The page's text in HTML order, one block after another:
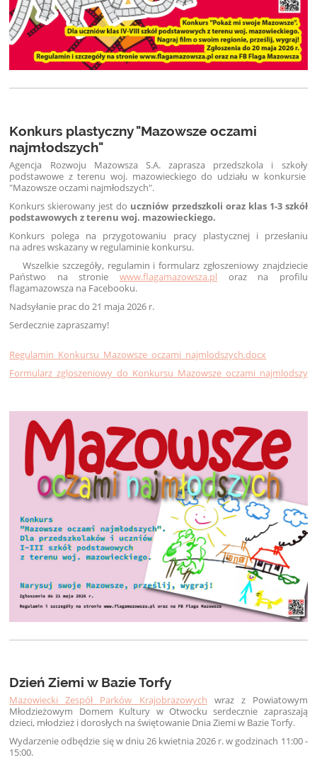
Konkurs plastyczny "Mazowsze oczami
najmłodszych"
Agencja Rozwoju Mazowsza S.A. zaprasza przedszkola i szkoły
podstawowe z terenu woj. mazowieckiego do udziału w konkursie
"Mazowsze oczami najmłodszych".
Konkurs skierowany jest do uczniów przedszkoli oraz klas 1-3szkół
podstawowych z terenu woj. mazowieckiego.
Konkurs polega na przygotowaniu pracy plastycznej i przesłaniu
na adres wskazany w regulaminie konkursu.
Wszelkie szczegóły, regulamin i formularz zgłoszeniowy znajdziecie
Państwo na stroniewww.flagamazowsza.pl oraz na profilu
flagamazowsza na Facebooku.
Nadsyłanie prac do 21 maja 2026 r.
Serdecznie zapraszamy!
Regulamin_Konkursu_Mazowsze_oczami_najmlodszych.docx
Dzień Ziemi w Bazie Torfy
Mazowiecki Zespół Parków Krajobrazowych wraz z Powiatowym
Młodzieżowym Domem Kultury w Otwocku serdecznie zapraszają
dzieci, młodzież i dorosłych na świętowanie Dnia Ziemi w Bazie Torfy.
Wydarzenie odbędzie się w dniu 26 kwietnia 2026 r. w godzinach 11:00 -
15:00.